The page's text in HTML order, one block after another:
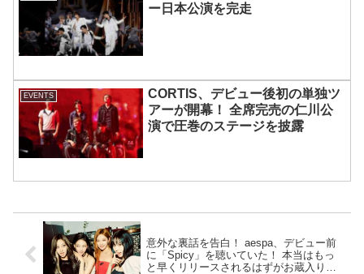
ー日本公演を完走
EVENTS
CORTIS、デビュー後初の単独ツ
アーが開幕！ 全席完売の仁川公
演で圧巻のステージを披露
意外な裏話を告白！ aespa、デビュー前
に「Spicy」を聴いていた！ 本当はもっ
と早くリリースされるはずがお蔵入り